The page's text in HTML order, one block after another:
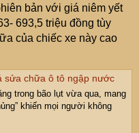
bản với giá niêm yết
693,5 triệu đồng tùy
của chiếc xe này cao
sửa chữa ô tô ngập nước
trong bão lụt vừa qua, mang
khiến mọi người không